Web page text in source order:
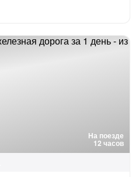
На поезде
12 часов